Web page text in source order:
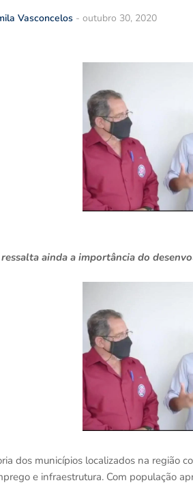
Vasconcelos - outubro 30, 2020
ainda a importância do
dos municípios localizados na região
e infraestrutura. Com população